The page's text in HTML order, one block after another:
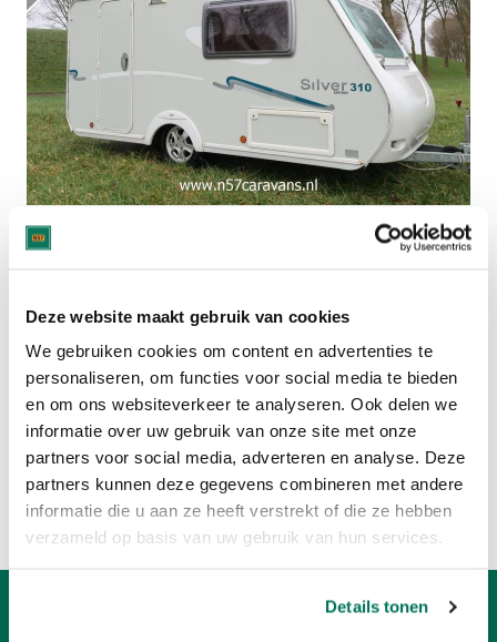
Deze website maakt gebruik van cookies
We gebruiken cookies om content en advertenties te
personaliseren, om functies voor social media te bieden
en om ons websiteverkeer te analyseren. Ook delen we
informatie over uw gebruik van onze site met onze
partners voor social media, adverteren en analyse. Deze
partners kunnen deze gegevens combineren met andere
informatie die u aan ze heeft verstrekt of die ze hebben
verzameld op basis van uw gebruik van hun services.
Details tonen
TRIGANO CARAVANS
CARAVANS MET 2 SLAAPPLAATSEN
Of bekijk:
Volledig caravan aanbod
Verkoop uw caravan
Over N57 Caravans